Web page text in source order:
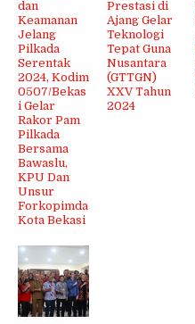
dan
Keamanan
Jelang
Pilkada
Serentak
2024, Kodim
0507/Bekas
i Gelar
Rakor Pam
Pilkada
Bersama
Bawaslu,
KPU Dan
Unsur
Forkopimda
Kota Bekasi
Prestasi di
Ajang Gelar
Teknologi
Tepat Guna
Nusantara
(GTTGN)
XXV Tahun
2024